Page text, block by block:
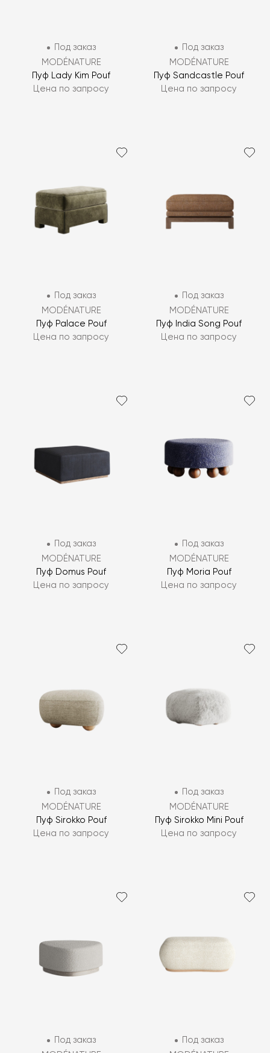
Под заказ
MODÉNATURE
Пуф Lady Kim Pouf
Цена по запросу
Под заказ
MODÉNATURE
Пуф Sandcastle Pouf
Цена по запросу
Под заказ
MODÉNATURE
Пуф Palace Pouf
Цена по запросу
Под заказ
MODÉNATURE
Пуф India Song Pouf
Цена по запросу
Под заказ
MODÉNATURE
Пуф Domus Pouf
Цена по запросу
Под заказ
MODÉNATURE
Пуф Moria Pouf
Цена по запросу
Под заказ
MODÉNATURE
Пуф Sirokko Pouf
Цена по запросу
Под заказ
MODÉNATURE
Пуф Sirokko Mini Pouf
Цена по запросу
Под заказ
Под заказ